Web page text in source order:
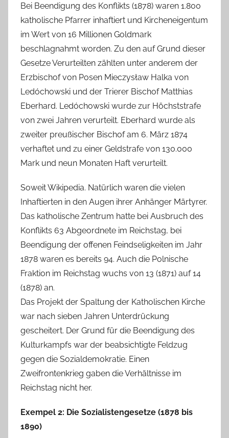
Bei Beendigung des Konflikts (1878) waren 1.800
katholische Pfarrer inhaftiert und Kircheneigentum
im Wert von 16 Millionen Goldmark
beschlagnahmt worden. Zu den auf Grund dieser
Gesetze Verurteilten zählten unter anderem der
Erzbischof von Posen Mieczysław Halka von
Ledóchowski und der Trierer Bischof Matthias
Eberhard. Ledóchowski wurde zur Höchststrafe
von zwei Jahren verurteilt. Eberhard wurde als
zweiter preußischer Bischof am 6. März 1874
verhaftet und zu einer Geldstrafe von 130.000
Mark und neun Monaten Haft verurteilt.
Soweit Wikipedia. Natürlich waren die vielen
Inhaftierten in den Augen ihrer Anhänger Märtyrer.
Das katholische Zentrum hatte bei Ausbruch des
Konflikts 63 Abgeordnete im Reichstag, bei
Beendigung der offenen Feindseligkeiten im Jahr
1878 waren es bereits 94. Auch die Polnische
Fraktion im Reichstag wuchs von 13 (1871) auf 14
(1878) an.
Das Projekt der Spaltung der Katholischen Kirche
war nach sieben Jahren Unterdrückung
gescheitert. Der Grund für die Beendigung des
Kulturkampfs war der beabsichtigte Feldzug
gegen die Sozialdemokratie. Einen
Zweifrontenkrieg gaben die Verhältnisse im
Reichstag nicht her.
Exempel 2: Die Sozialistengesetze (1878 bis
1890)